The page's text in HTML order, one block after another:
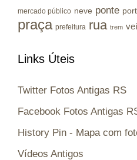
mercado público neve ponte
praça prefeitura rua trem
Links Úteis
Twitter Fotos Antigas RS
Facebook Fotos Antigas
History Pin - Mapa com
Vídeos Antigos